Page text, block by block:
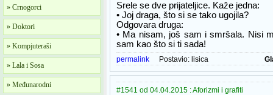
» Crnogorci
» Doktori
» Kompjuteraši
» Lala i Sosa
» Međunarodni
Srele se dve prijateljice. Kаže jedna:
• Joj draga, što si se tako ugojila?
Odgovara druga:
• Ma nisam, još sam i smršala. Nisi
sam kao što si ti sada!
permalink Postavio: lisica
#1541 od 04.04.2015 : Aforizmi i grafiti